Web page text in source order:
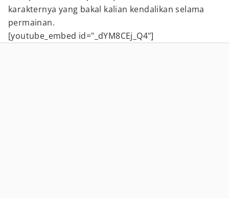
karakternya yang bakal kalian kendalikan selama
permainan.
[youtube_embed id="_dYM8CEj_Q4"]